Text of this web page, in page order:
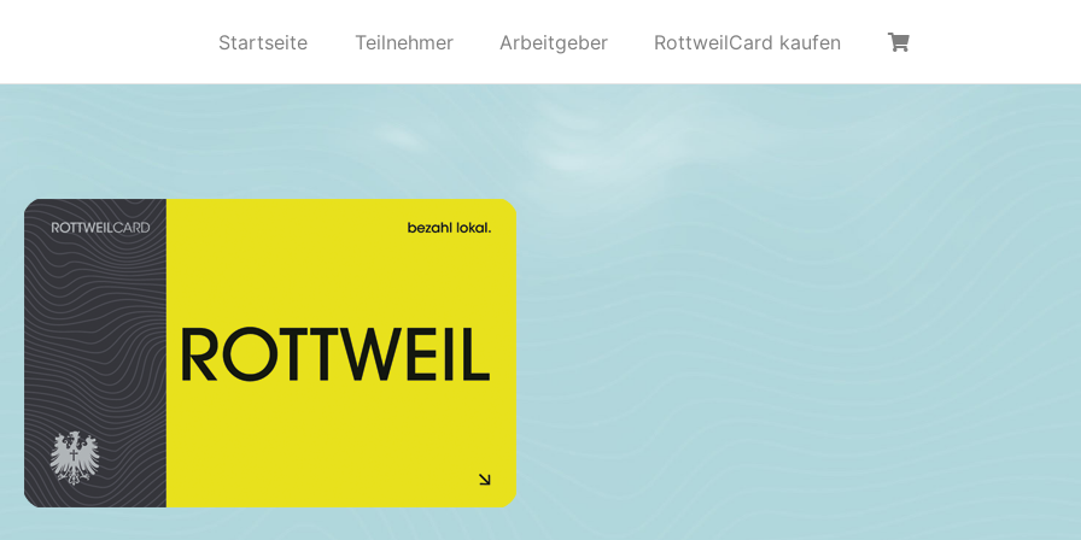
Startseite Teilnehmer Arbeitgeber RottweilCard kaufen